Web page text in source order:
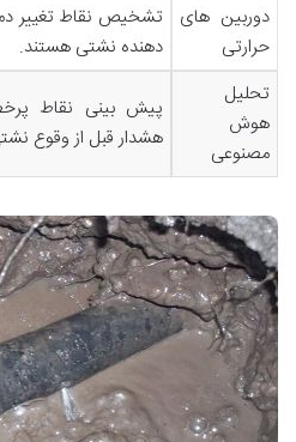
دوربین های
حرارتی
تشخیص نقاط تغییر
دهنده نشتی هستند.
تحلیل
هوش
مصنوعی
پیش بینی نقاط
هشدار قبل از وقوع